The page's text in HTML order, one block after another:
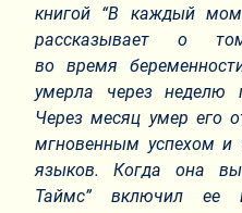
книгой “В каждый
рассказывает о
во время
умерла через неделю
Через месяц умер его
мгновенным успехом и
языков. Когда она
Таймс” включил ее